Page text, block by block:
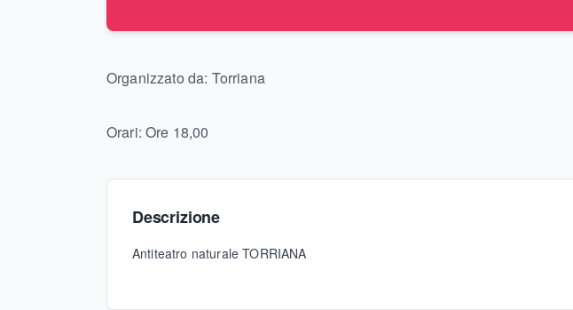
Organizzato da: Torriana
Orari: Ore 18,00
Descrizione
Antiteatro naturale TORRIANA